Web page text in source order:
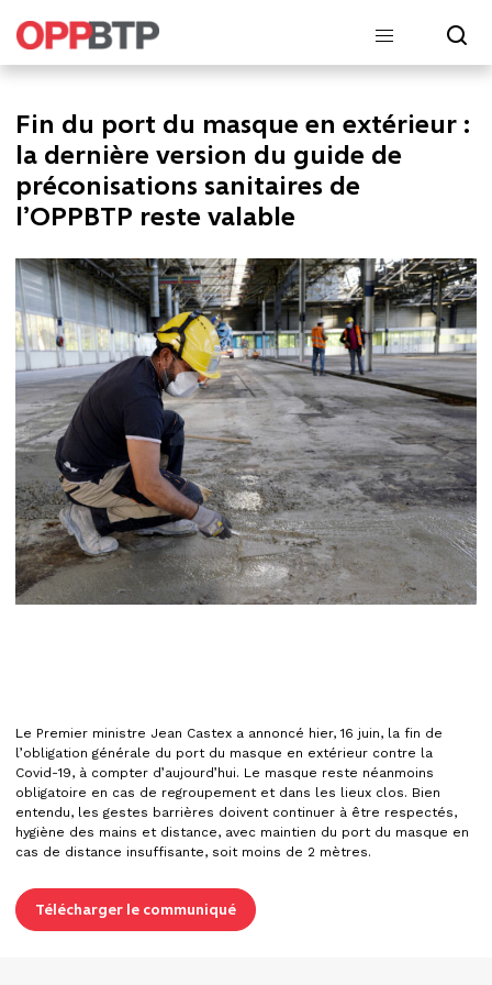
Fin du port du masque en extérieur :
la dernière version du guide de
préconisations sanitaires de
l’OPPBTP reste valable
Le Premier ministre Jean Castex a annoncé hier, 16 juin, la fin de
l’obligation générale du port du masque en extérieur contre la
Covid-19, à compter d’aujourd’hui. Le masque reste néanmoins
obligatoire en cas de regroupement et dans les lieux clos. Bien
entendu, les gestes barrières doivent continuer à être respectés,
hygiène des mains et distance, avec maintien du port du masque en
cas de distance insuffisante, soit moins de 2 mètres.
Télécharger le communiqué